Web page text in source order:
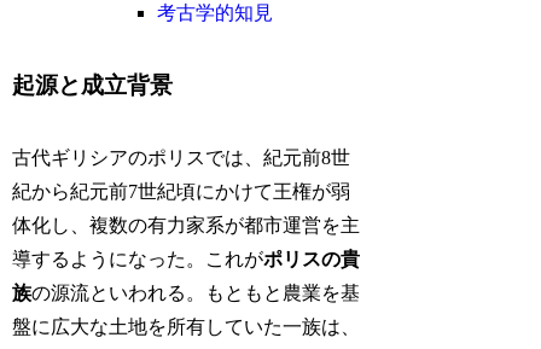
考古学的知見
起源と成立背景
古代ギリシアのポリスでは、紀元前8世
紀から紀元前7世紀頃にかけて王権が弱
体化し、複数の有力家系が都市運営を主
導するようになった。これがポリスの貴
族の源流といわれる。もともと農業を基
盤に広大な土地を所有していた一族は、